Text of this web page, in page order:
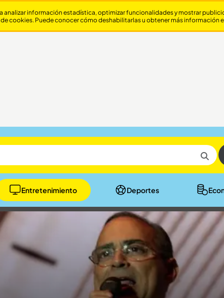
Entretenimiento Deportes
información estadística, optimizar funcionalidades y mostrar
cookies. Puede conocer cómo deshabilitarlas u obtener más información